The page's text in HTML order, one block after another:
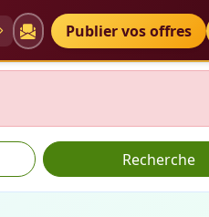
Diplômes
Publier vos offres
Recherche